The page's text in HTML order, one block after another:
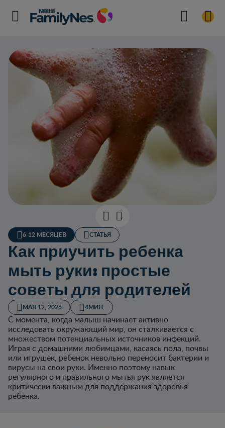
6-12 МЕСЯЦЕВ СТАТЬЯ
Как приучить ребенка
мыть руки: простые
советы для родителей
МАЯ 12, 2026 4МИН.
С момента, когда малыш начинает активно
исследовать окружающий мир, он сталкивается с
множеством потенциальных источников инфекций.
Играя с домашними любимцами, касаясь пола, почвы
или игрушек, ребенок невольно переносит бактерии и
вирусы на свои руки. Именно поэтому навык
регулярного и правильного мытья рук является
критически важным для поддержания здоровья
ребенка.